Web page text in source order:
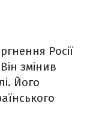
Росії
змінив
Його